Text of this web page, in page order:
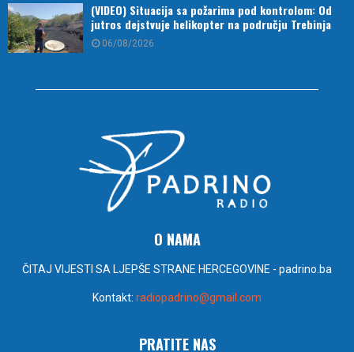
(VIDEO) Situacija sa požarima pod kontrolom: Od
jutros dejstvuje helikopter na području Trebinja
06/08/2026
O NAMA
ČITAJ VIJESTI SA LJEPŠE STRANE HERCEGOVINE - padrino.ba
Kontakt: radiopadrino@gmail.com
PRATITE NAS